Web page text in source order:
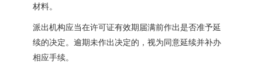
材料。
派出机构应当在许可证有效期届满前作出是否准予延
续的决定。逾期未作出决定的，视为同意延续并补办
相应手续。